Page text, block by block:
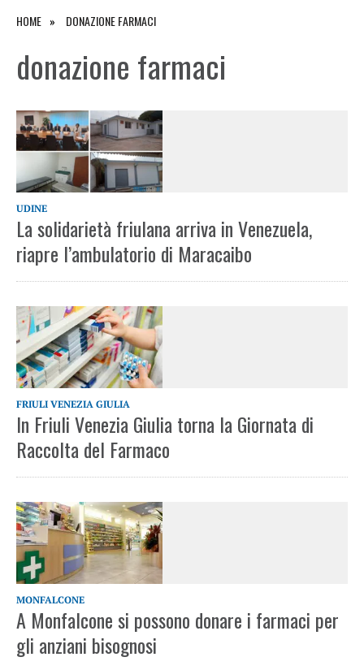
HOME DONAZIONE FARMACI
donazione farmaci
UDINE
La solidarietà friulana arriva in Venezuela,
riapre l’ambulatorio di Maracaibo
FRIULI VENEZIA GIULIA
In Friuli Venezia Giulia torna la Giornata di
Raccolta del Farmaco
MONFALCONE
A Monfalcone si possono donare i farmaci per
gli anziani bisognosi